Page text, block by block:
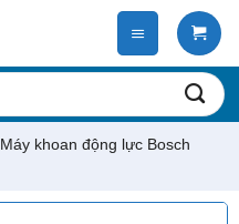
Máy khoan động lực Bosch